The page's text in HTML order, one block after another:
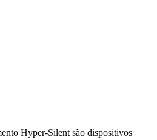
Hyper-Silent são dispositivos